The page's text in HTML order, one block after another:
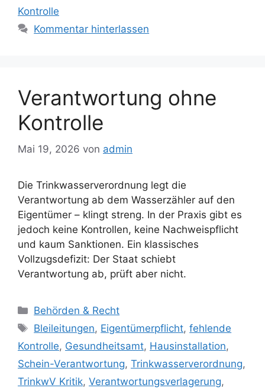
Kontrolle
Kommentar hinterlassen
Verantwortung ohne
Kontrolle
Mai 19, 2026 von admin
Die Trinkwasserverordnung legt die
Verantwortung ab dem Wasserzähler auf den
Eigentümer – klingt streng. In der Praxis gibt es
jedoch keine Kontrollen, keine Nachweispflicht
und kaum Sanktionen. Ein klassisches
Vollzugsdefizit: Der Staat schiebt
Verantwortung ab, prüft aber nicht.
Kategorien
Behörden & Recht
Schlagwörter
Bleileitungen, Eigentümerpflicht,fehlende
Kontrolle, Gesundheitsamt, Hausinstallation,
Schein-Verantwortung, Trinkwasserverordnung,
TrinkwV Kritik, Verantwortungsverlagerung,